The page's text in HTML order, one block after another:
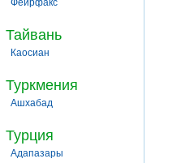
Феирфакс
Тайвань
Каосиан
Туркмения
Ашхабад
Турция
Адапазары